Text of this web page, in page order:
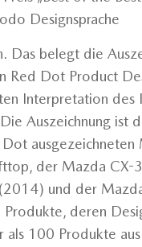
Designsprache
belegt die
Red Dot Product
Interpretation des
Auszeichnung ist
der Mazda CX-
und der
deren
100 Produkte